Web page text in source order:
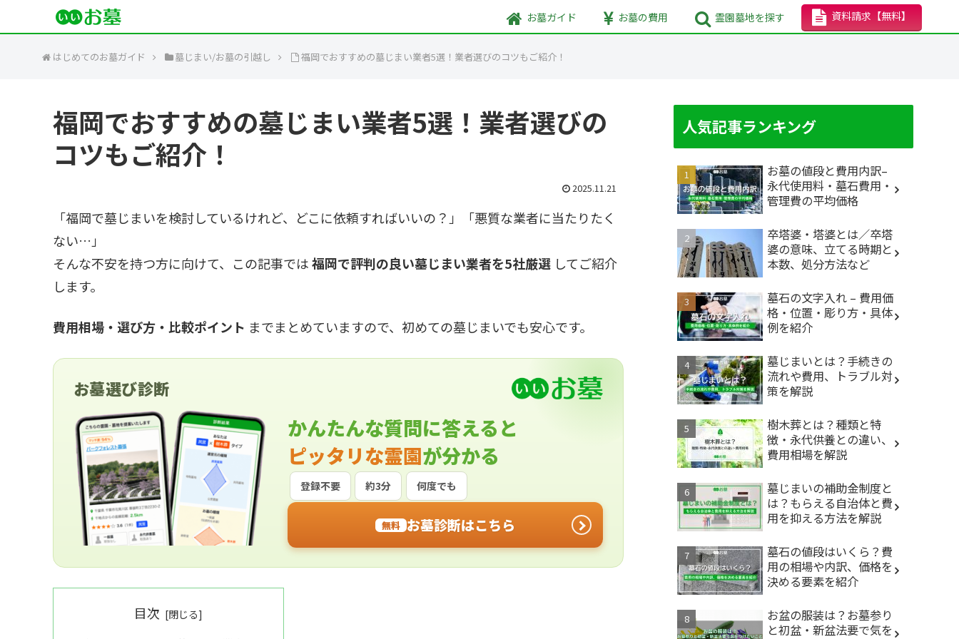
お墓ガイド お墓の費用 霊園墓地を探す 資料請求 【無料】
はじめてのお墓ガイド 墓じまい/お墓の引越し 福岡でおすすめの墓じまい業者5選！業者選びのコツもご紹介！
福岡でおすすめの墓じまい業者5選！業者選びの
コツもご紹介！
2025.11.21
「福岡で墓じまいを検討しているけれど、どこに依頼すればいいの？」「悪質な業者に当たりたく
ない…」
そんな不安を持つ方に向けて、この記事では福岡で評判の良い墓じまい業者を5社厳選 してご紹介
します。
費用相場・選び方・比較ポイント までまとめていますので、初めての墓じまいでも安心です。
お墓選び診断
かんたんな質問に答えると
ピッタリな霊園が分かる
登録不要 約3分 何度でも
無料 お墓診断はこちら
目次
人気記事ランキング
お墓の値段と費用内訳–
永代使用料・墓石費用・
管理費の平均価格
卒塔婆・塔婆とは／卒塔
婆の意味、立てる時期と
本数、処分方法など
墓石の文字入れ – 費用価
格・位置・彫り方・具体
例を紹介
墓じまいとは？手続きの
流れや費用、トラブル対
策を解説
樹木葬とは？種類と特
徴・永代供養との違い、
費用相場を解説
墓じまいの補助金制度と
は？もらえる自治体と費
用を抑える方法を解説
墓石の値段はいくら？費
用の相場や内訳、価格を
決める要素を紹介
お盆の服装は？お墓参り
と初盆・新盆法要で気を